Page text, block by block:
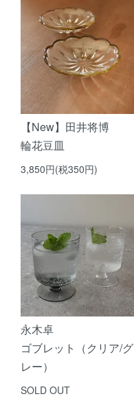
【New】田井将博
輪花豆皿
3,850円(税350円)
永木卓
ゴブレット（クリア/グ
レー）
SOLD OUT